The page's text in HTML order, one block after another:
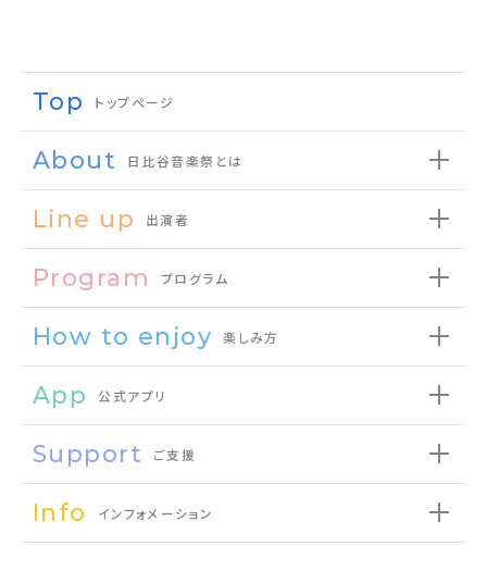
Top トップページ
About 日比谷音楽祭とは
Line up 出演者
Program プログラム
How to enjoy 楽しみ方
App 公式アプリ
Support ご支援
Info インフォメーション